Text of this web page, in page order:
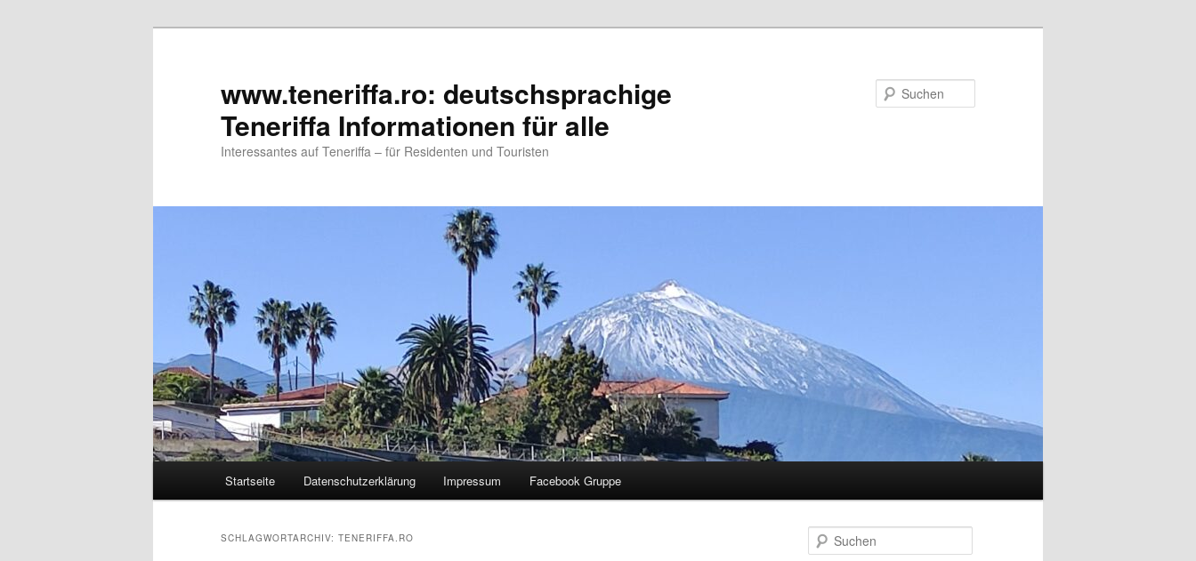
www.teneriffa.ro: deutschsprachige
Teneriffa Informationen für alle
Interessantes auf Teneriffa – für Residenten und Touristen
Zum
Zum
Startseite Datenschutzerklärung Impressum Facebook Gruppe
SCHLAGWORTARCHIV: TENERIFFA.RO
u